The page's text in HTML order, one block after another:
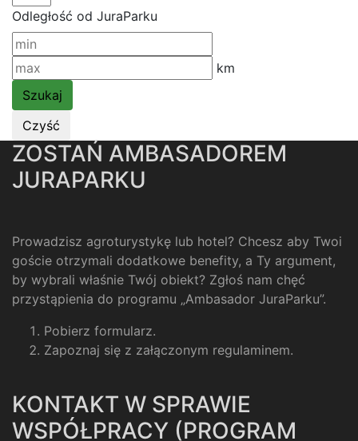
Odległość od JuraParku
km
ZOSTAŃ AMBASADOREM
JURAPARKU
Prowadzisz agroturystykę lub hotel? Chcesz aby Twoi
goście otrzymali dodatkowe benefity, a Ty argument,
by wybrali właśnie Twój obiekt? Zgłoś nam chęć
przystąpienia do programu „Ambasador JuraParku”.
Pobierz formularz.
Zapoznaj się z załączonym regulaminem.
KONTAKT W SPRAWIE
WSPÓŁPRACY (PROGRAM